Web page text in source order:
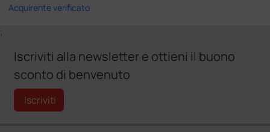
Acquirente verificato
;
Iscriviti alla newsletter e ottieni il buono
sconto di benvenuto
Iscriviti